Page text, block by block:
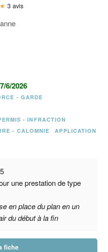
★ 3 avis
6/2026
- GARDE
- INFRACTION
- CALOMNIE
APPLICATION
5
une prestation de type
en place du plan en un
du début à la fin
fiche